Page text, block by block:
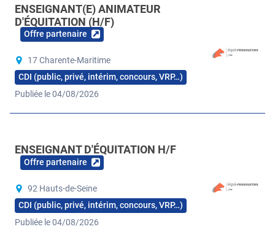
ENSEIGNANT(E) ANIMATEUR
D'ÉQUITATION (H/F)
Offre partenaire
17 Charente-Maritime
CDI (public, privé, intérim, concours, VRP…)
Publiée le 04/08/2026
ENSEIGNANT D'ÉQUITATION H/F
Offre partenaire
92 Hauts-de-Seine
CDI (public, privé, intérim, concours, VRP…)
Publiée le 04/08/2026